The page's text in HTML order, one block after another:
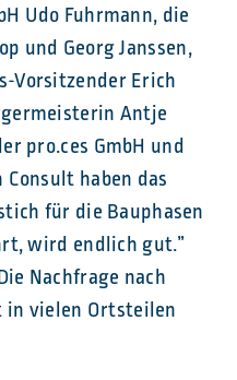
Udo Fuhrmann, die
und Georg Janssen,
Vorsitzender Erich
Antje
pro.ces GmbH und
haben das
für die Bauphasen
wird endlich gut.”
Nachfrage nach
in vielen Ortsteilen